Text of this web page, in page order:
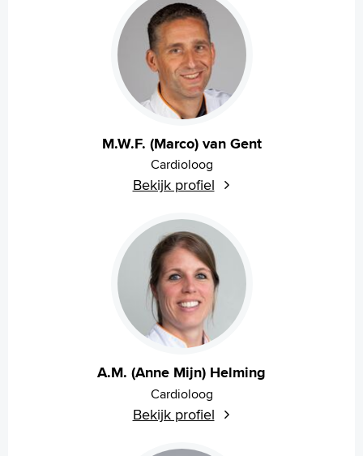
M.W.F. (Marco) van Gent
Cardioloog
Bekijk profiel
A.M. (Anne Mijn) Helming
Cardioloog
Bekijk profiel